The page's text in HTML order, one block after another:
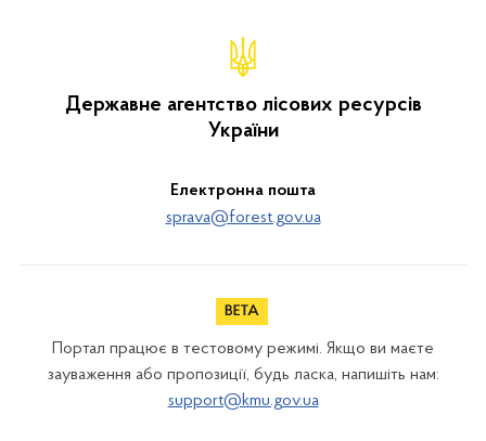
Державне агентство лісових ресурсів
України
Електронна пошта
sprava@forest.gov.ua
Портал працює в тестовому режимі. Якщо ви маєте
зауваження або пропозиції, будь ласка, напишіть нам:
support@kmu.gov.ua